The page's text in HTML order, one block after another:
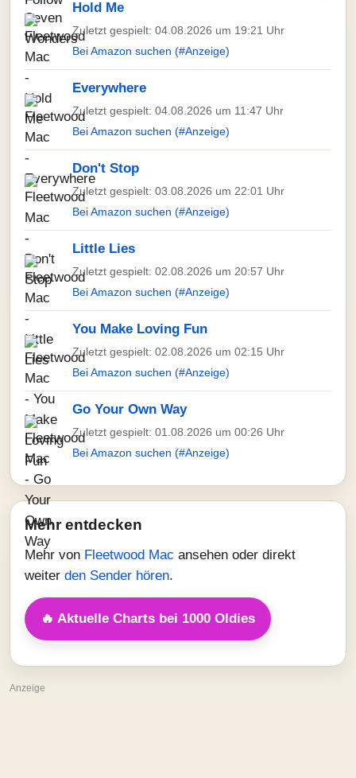
Hold Me
Zuletzt gespielt: 04.08.2026 um 19:21 Uhr
Bei Amazon suchen (#Anzeige)
Everywhere
Zuletzt gespielt: 04.08.2026 um 11:47 Uhr
Bei Amazon suchen (#Anzeige)
Don't Stop
Zuletzt gespielt: 03.08.2026 um 22:01 Uhr
Bei Amazon suchen (#Anzeige)
Little Lies
Zuletzt gespielt: 02.08.2026 um 20:57 Uhr
Bei Amazon suchen (#Anzeige)
You Make Loving Fun
Zuletzt gespielt: 02.08.2026 um 02:15 Uhr
Bei Amazon suchen (#Anzeige)
Go Your Own Way
Zuletzt gespielt: 01.08.2026 um 00:26 Uhr
Bei Amazon suchen (#Anzeige)
Mehr entdecken
Mehr von Fleetwood Mac ansehen oder direkt
weiter den Sender hören.
🔥 Aktuelle Charts bei 1000 Oldies
Anzeige